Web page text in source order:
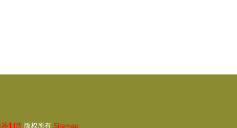
制造 版权所有 Sitemap